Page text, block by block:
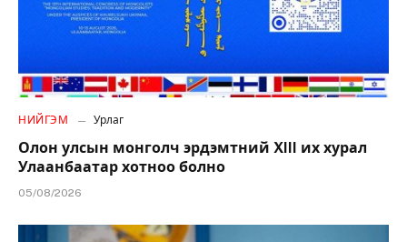
НИЙГЭМ Урлаг
Олон улсын монголч эрдэмтний XIII их хурал
Улаанбаатар хотноо болно
05/08/2026